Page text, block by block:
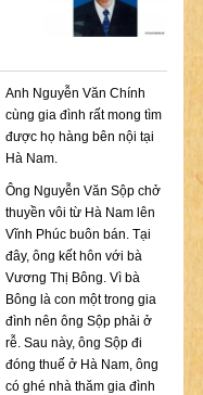
Anh Nguyễn Văn Chính
cùng gia đình rất mong tìm
được họ hàng bên nội tại
Hà Nam.
Ông Nguyễn Văn Sộp chở
thuyền vôi từ Hà Nam lên
Vĩnh Phúc buôn bán. Tại
đây, ông kết hôn với bà
Vương Thị Bông. Vì bà
Bông là con một trong gia
đình nên ông Sộp phải ở
rễ. Sau này, ông Sộp đi
đóng thuế ở Hà Nam, ông
có ghé nhà thăm gia đình